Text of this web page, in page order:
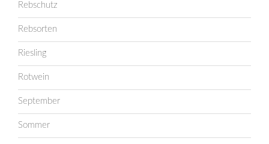
Rebschutz
Rebsorten
Riesling
Rotwein
September
Sommer